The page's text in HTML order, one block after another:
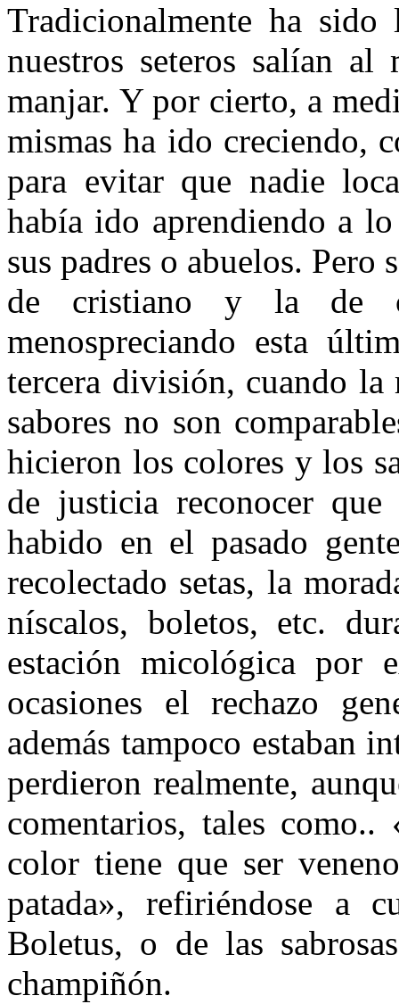
Tradicionalmente ha
nuestros seteros salían
manjar. Y por cierto, a
mismas ha ido creciendo,
para evitar que nadie
había ido aprendiendo a
sus padres o abuelos. Pero
de cristiano y la de
menospreciando esta
tercera división, cuando la
sabores no son
hicieron los colores y los
de justicia reconocer que
habido en el pasado
recolectado setas, la
níscalos, boletos, etc.
estación micológica por
ocasiones el rechazo
además tampoco estaban
perdieron realmente,
comentarios, tales
color tiene que ser
patada», refiriéndose a
Boletus, o de las
champiñón.